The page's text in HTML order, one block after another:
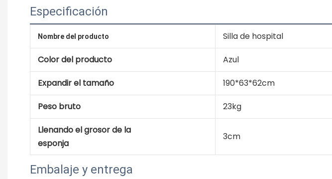
Especificación
Nombre del producto Silla de hospital
Color del producto Azul
Expandir el tamaño 190*63*62cm
Peso bruto 23kg
Llenando el grosor de la
esponja
3cm
Embalaje y entrega